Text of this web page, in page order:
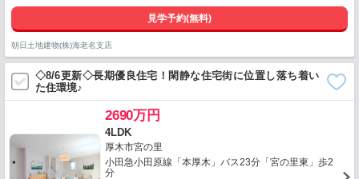
見学予約(無料)
朝日土地建物(株)海老名支店
◇8/6更新◇長期優良住宅！閑静な住宅街に位置し落ち着い
た住環境♪
2690万円
4LDK
厚木市宮の里
小田急小田原線「本厚木」バス23分「宮の里東」歩2
分